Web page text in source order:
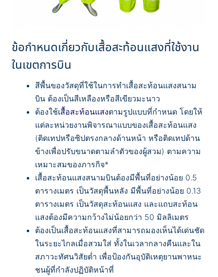
ข้อกำหนดเกี่ยวกับเสื้อสะท้อนแสงที่ใช้งาน
ในเขตการบิน
สีพื้นของวัสดุที่ใช้ในการทำเสื้อสะท้อนแสงสนาม
บิน ต้องเป็นสีเหลืองหรือสีเขียวมะนาว
ต้องใช้เสื้อสะท้อนแสงตามรูปแบบที่กำหนด โดยให้
แต่ละหน่วยงานพิจารณาแบบของเสื้อสะท้อนแสง
(ติดเทปหรือซิปตรงกลางด้านหน้า หรือติดเทปด้าน
ข้างเพื่อปรับขนาดตามลำตัวของผู้สวม) ตามความ
เหมาะสมของภารกิจ*
เสื้อสะท้อนแสงสนามบินต้องมีพื้นที่อย่างน้อย 0.5
ตารางเมตร เป็นวัสดุพื้นหลัง มีพื้นที่อย่างน้อย 0.13
ตารางเมตร เป็นวัสดุสะท้อนแสง และแถบสะท้อน
แสงต้องมีความกว้างไม่น้อยกว่า 50 มิลลิเมตร
ต้องเป็นเสื้อสะท้อนแสงที่สามารถมองเห็นได้เด่นชัด
ในระยะไกลเมื่อสวมใส่ ทั้งในเวลากลางคืนและใน
สภาวะทัศนวิสัยต่ำ เพื่อป้องกันอุบัติเหตุยานพาหนะ
ชนผู้ที่กำลังปฏิบัติหน้าที่